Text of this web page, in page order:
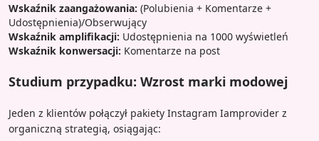
Wskaźnik zaangażowania: (Polubienia + Komentarze +
Udostępnienia)/Obserwujący
Wskaźnik amplifikacji: Udostępnienia na 1000 wyświetleń
Wskaźnik konwersacji: Komentarze na post
Studium przypadku: Wzrost marki modowej
Jeden z klientów połączył pakiety Instagram Iamprovider z
organiczną strategią, osiągając: